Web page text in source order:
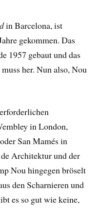
in Barcelona, ist
gekommen. Das
1957 gebaut und das
her. Nun also, Nou
in London,
San Mamés in
Architektur und der
Nou hingegen bröselt
den Scharnieren und
es so gut wie keine,